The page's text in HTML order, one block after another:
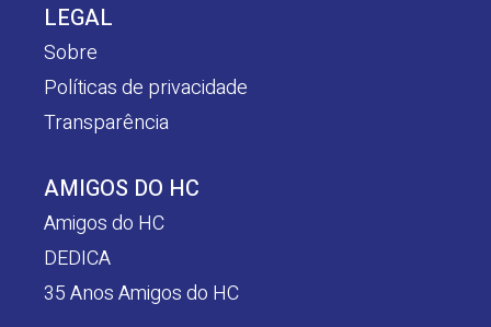
LEGAL
Sobre
Políticas de privacidade
Transparência
AMIGOS DO HC
Amigos do HC
DEDICA
35 Anos Amigos do HC